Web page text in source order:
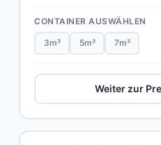
CONTAINER AUSWÄHLEN
3m³ 5m³ 7m³
Weiter zur